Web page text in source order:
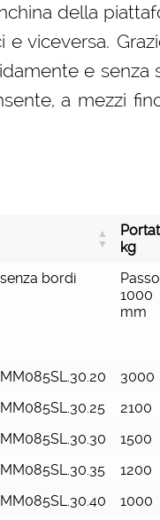
della
viceversa.
e senza
a mezzi
kg
senza bordi
Passo
1000
mm
MM085SL.30.20 3000
MM085SL.30.25 2100
MM085SL.30.30 1500
MM085SL.30.35 1200
MM085SL.30.40 1000